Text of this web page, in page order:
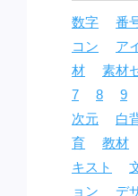
数字 番
コン
ア
材
素材
7
8 9
次元
白
育
教材
キスト
ョン
デ